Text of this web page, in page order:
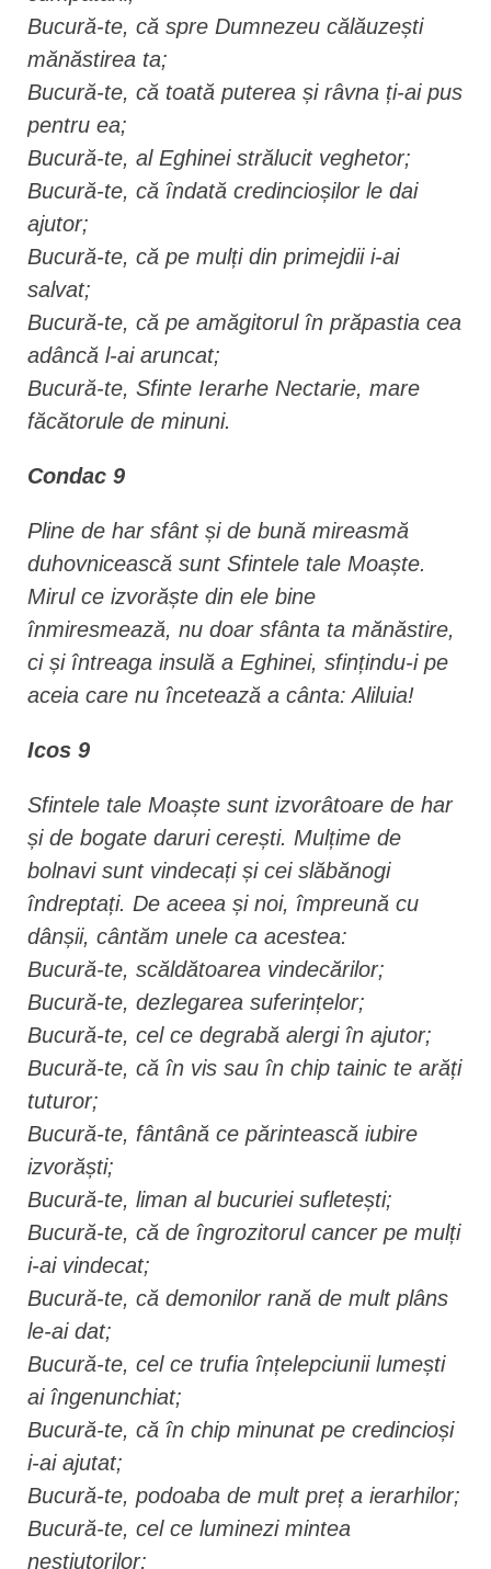
Bucură-te, că spre Dumnezeu călăuzești
mănăstirea ta;
Bucură-te, că toată puterea și râvna ți-ai pus
pentru ea;
Bucură-te, al Eghinei strălucit veghetor;
Bucură-te, că îndată credincioșilor le dai
ajutor;
Bucură-te, că pe mulți din primejdii i-ai
salvat;
Bucură-te, că pe amăgitorul în prăpastia cea
adâncă l-ai aruncat;
Bucură-te, Sfinte Ierarhe Nectarie, mare
făcătorule de minuni.
Condac 9
Pline de har sfânt și de bună mireasmă
duhovnicească sunt Sfintele tale Moaște.
Mirul ce izvorăște din ele bine
înmiresmează, nu doar sfânta ta mănăstire,
ci și întreaga insulă a Eghinei, sfințindu-i pe
aceia care nu încetează a cânta: Aliluia!
Icos 9
Sfintele tale Moaște sunt izvorâtoare de har
și de bogate daruri cerești. Mulțime de
bolnavi sunt vindecați și cei slăbănogi
îndreptați. De aceea și noi, împreună cu
dânșii, cântăm unele ca acestea:
Bucură-te, scăldătoarea vindecărilor;
Bucură-te, dezlegarea suferințelor;
Bucură-te, cel ce degrabă alergi în ajutor;
Bucură-te, că în vis sau în chip tainic te arăți
tuturor;
Bucură-te, fântână ce părintească iubire
izvorăști;
Bucură-te, liman al bucuriei sufletești;
Bucură-te, că de îngrozitorul cancer pe mulți
i-ai vindecat;
Bucură-te, că demonilor rană de mult plâns
le-ai dat;
Bucură-te, cel ce trufia înțelepciunii lumești
ai îngenunchiat;
Bucură-te, că în chip minunat pe credincioși
i-ai ajutat;
Bucură-te, podoaba de mult preț a ierarhilor;
Bucură-te, cel ce luminezi mintea
neștiutorilor;